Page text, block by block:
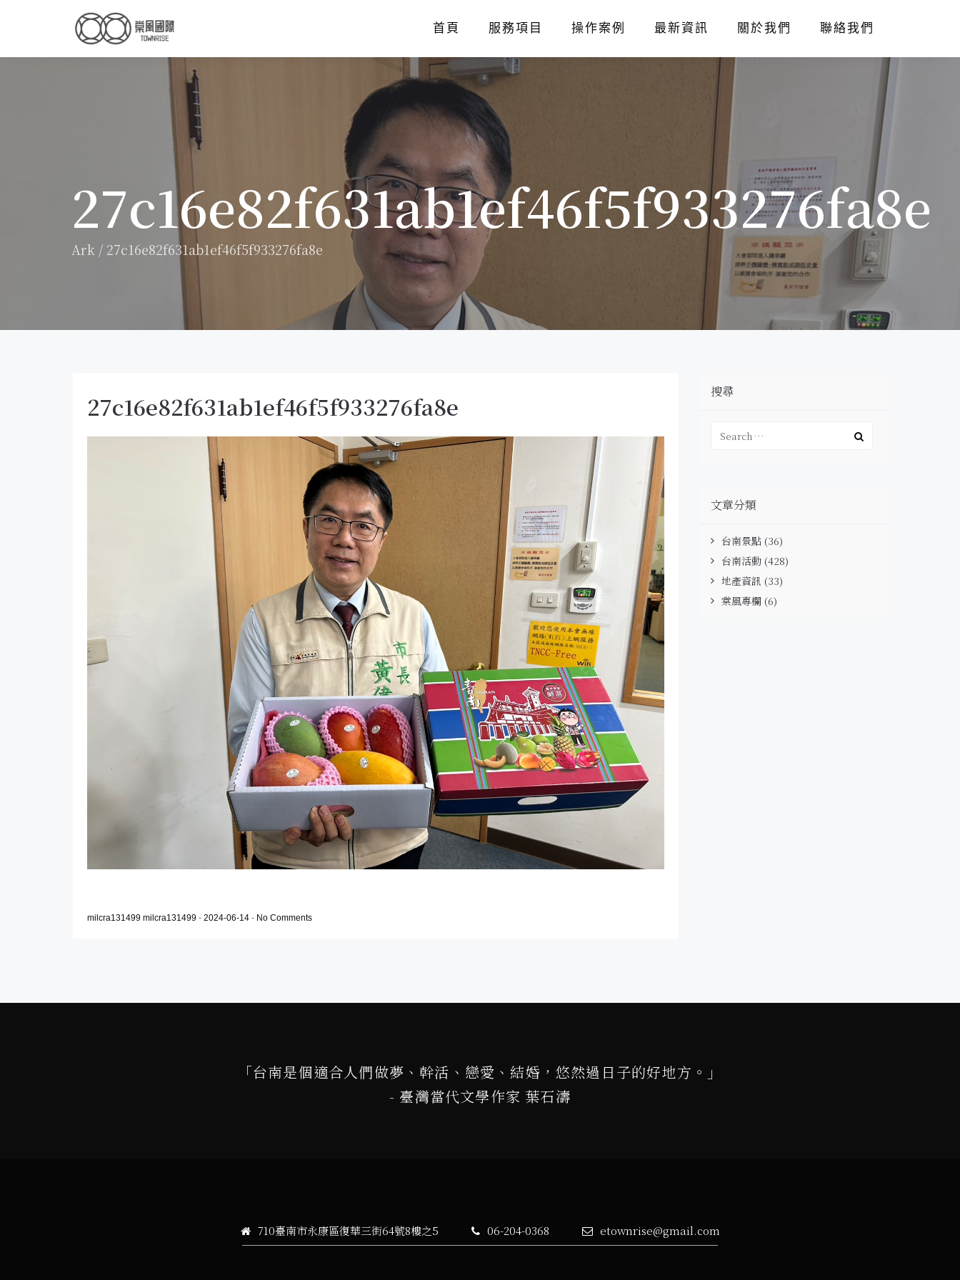
首頁 服務項目 操作案例 最新資訊 關於我們 聯絡我們
27c16e82f631ab1ef46f5f933276fa8e
Ark / 27c16e82f631ab1ef46f5f933276fa8e
27c16e82f631ab1ef46f5f933276fa8e
milcra131499 milcra131499 - 2024-06-14 - No Comments
搜尋
文章分類
台南景點(36)
台南活動(428)
地產資訊 (33)
棠風專欄(6)
「台南是個適合人們做夢、幹活、戀愛、結婚，悠然過日子的好地方。」
- 臺灣當代文學作家 葉石濤
710臺南市永康區復華三街64號8樓之5 06-204-0368 etownrise@gmail.com